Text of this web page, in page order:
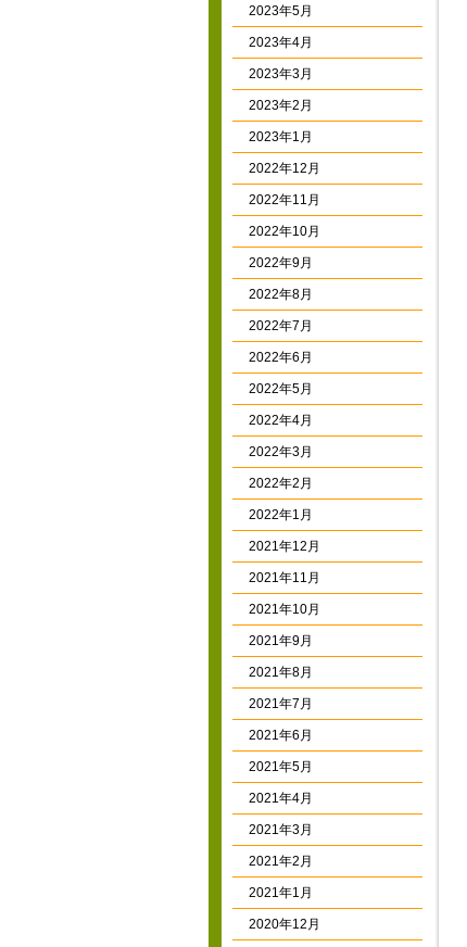
2023年5月
2023年4月
2023年3月
2023年2月
2023年1月
2022年12月
2022年11月
2022年10月
2022年9月
2022年8月
2022年7月
2022年6月
2022年5月
2022年4月
2022年3月
2022年2月
2022年1月
2021年12月
2021年11月
2021年10月
2021年9月
2021年8月
2021年7月
2021年6月
2021年5月
2021年4月
2021年3月
2021年2月
2021年1月
2020年12月